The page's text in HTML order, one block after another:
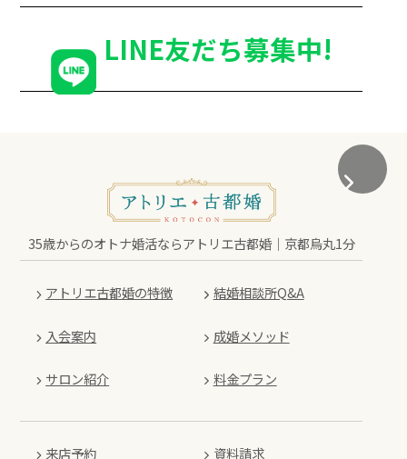
LINE友だち募集中!
35歳からのオトナ婚活ならアトリエ古都婚｜京都烏丸1分
アトリエ古都婚の特徴
入会案内
サロン紹介
結婚相談所Q&A
成婚メソッド
料金プラン
来店予約 資料請求